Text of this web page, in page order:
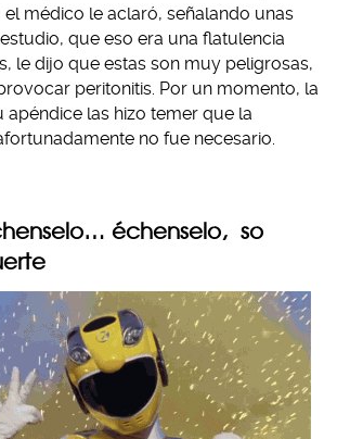
médico le aclaró, señalando unas
que eso era una flatulencia
le dijo que estas son muy peligrosas,
peritonitis. Por un momento, la
apéndice las hizo temer que la
no fue necesario.
échenselo, so